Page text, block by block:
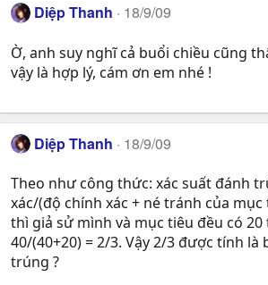
Diệp Thanh 18/9/09
Ờ, anh suy nghĩ cả buổi chiều cũng
vậy là hợp lý, cám ơn em nhé !
Diệp Thanh 18/9/09
Theo như công thức: xác suất đánh
xác/(độ chính xác + né tránh của mục
thì giả sử mình và mục tiêu đều có 20
40/(40+20) = 2/3. Vậy 2/3 được tính là
trúng ?